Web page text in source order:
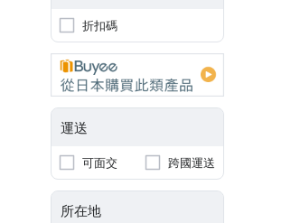
折扣碼
運送
可面交 跨國運送
所在地